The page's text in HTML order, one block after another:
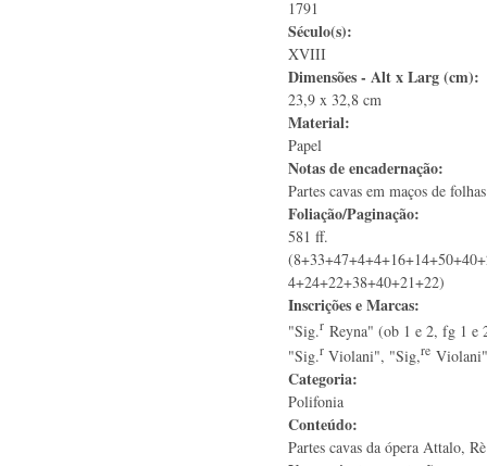
1791
Século(s):
XVIII
Dimensões - Alt x Larg (cm):
23,9 x 32,8 cm
Material:
Papel
Notas de encadernação:
Partes cavas em maços de
Foliação/Paginação:
581 ff.
4+24+22+38+40+21+22)
Inscrições e Marcas:
"Sig.r Reyna" (ob 1 e 2, fg 1 e
"Sig.r Violani", "Sig,re
Categoria:
Polifonia
Conteúdo:
Partes cavas da ópera Attalo,